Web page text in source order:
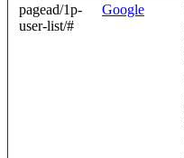
pagead/1p-
user-list/#
Google